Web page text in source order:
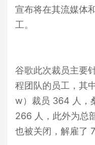
宣布将在其流媒体
工。
谷歌此次裁员主要
程团队的员工，其
w）裁员 364 人，
266 人，此外为总
也被关闭，解雇了